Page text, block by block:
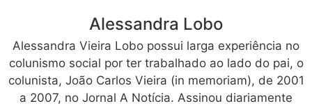
Alessandra Lobo
Alessandra Vieira Lobo possui larga experiência no
colunismo social por ter trabalhado ao lado do pai, o
colunista, João Carlos Vieira (in memoriam), de 2001
a 2007, no Jornal A Notícia. Assinou diariamente